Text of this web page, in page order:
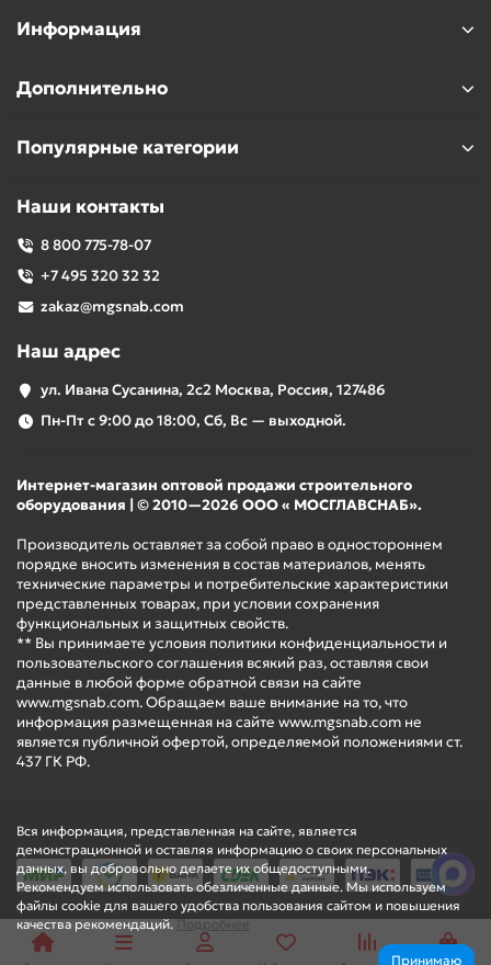
Вся информация, представленная на сайте, является
демонстрационной и оставляя информацию о своих персональных
данных, вы добровольно делаете их общедоступными.
Рекомендуем использовать обезличенные данные. Мы используем
файлы cookie для вашего удобства пользования сайтом и повышения
качества рекомендаций.Подробнее
Принимаю
Информация
Дополнительно
Популярные категории
Наши контакты
8 800 775-78-07
+7 495 320 32 32
zakaz@mgsnab.com
Наш адрес
ул. Ивана Сусанина, 2с2 Москва, Россия, 127486
Пн-Пт с 9:00 до 18:00, Сб, Вс — выходной.
Интернет-магазин оптовой продажи строительного
оборудования | © 2010—2026 ООО « МОСГЛАВСНАБ».
Производитель оставляет за собой право в одностороннем
порядке вносить изменения в состав материалов, менять
технические параметры и потребительские характеристики
представленных товарах, при условии сохранения
функциональных и защитных свойств.
** Вы принимаете условия политики конфиденциальности и
пользовательского соглашения всякий раз, оставляя свои
данные в любой форме обратной связи на сайте
www.mgsnab.com. Обращаем ваше внимание на то, что
информация размещенная на сайте www.mgsnab.com не
является публичной офертой, определяемой положениями ст.
437 ГК РФ.